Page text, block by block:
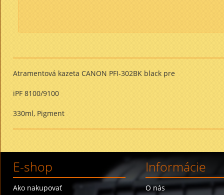
Atramentová kazeta CANON PFI-302BK black pre
iPF 8100/9100
330ml, Pigment
E-shop
Ako nakupovať
Informácie
O nás